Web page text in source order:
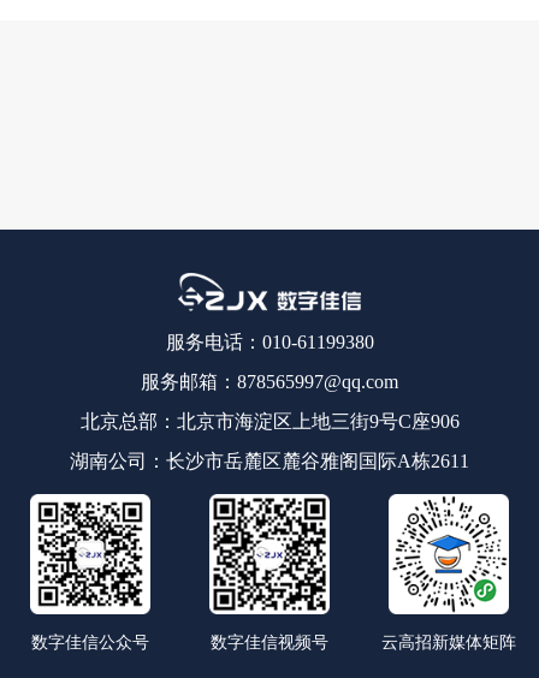
服务电话：010-61199380
服务邮箱：878565997@qq.com
北京总部：北京市海淀区上地三街9号C座906
湖南公司：长沙市岳麓区麓谷雅阁国际A栋2611
数字佳信公众号 数字佳信视频号 云高招新媒体矩阵